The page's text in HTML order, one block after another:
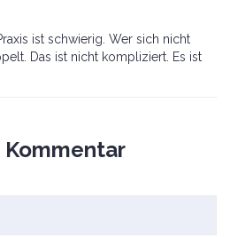
ist schwierig. Wer sich nicht
Das ist nicht kompliziert. Es ist